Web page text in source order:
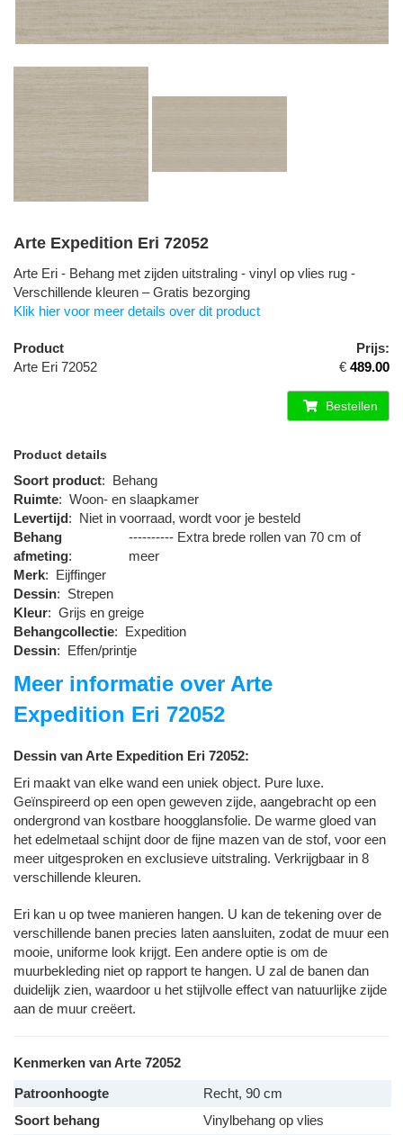
Arte Expedition Eri 72052
Arte Eri - Behang met zijden uitstraling - vinyl op vlies rug -
Verschillende kleuren – Gratis bezorging
Klik hier voor meer details over dit product
Product
Prijs:
Arte Eri 72052
€ 489.00
Bestellen
Product details
Soort product: Behang
Ruimte: Woon- en slaapkamer
Levertijd: Niet in voorraad, wordt voor je besteld
Behang
afmeting:
---------- Extra brede rollen van 70 cm of
meer
Merk: Eijffinger
Dessin: Strepen
Kleur: Grijs en greige
Behangcollectie: Expedition
Dessin: Effen/printje
Meer informatie over Arte
Expedition Eri 72052
Dessin van Arte Expedition Eri 72052:
Eri maakt van elke wand een uniek object. Pure luxe.
Geïnspireerd op een open geweven zijde, aangebracht op een
ondergrond van kostbare hoogglansfolie. De warme gloed van
het edelmetaal schijnt door de fijne mazen van de stof, voor een
meer uitgesproken en exclusieve uitstraling. Verkrijgbaar in 8
verschillende kleuren.
Eri kan u op twee manieren hangen. U kan de tekening over de
verschillende banen precies laten aansluiten, zodat de muur een
mooie, uniforme look krijgt. Een andere optie is om de
muurbekleding niet op rapport te hangen. U zal de banen dan
duidelijk zien, waardoor u het stijlvolle effect van natuurlijke zijde
aan de muur creëert.
Kenmerken van Arte 72052
Patroonhoogte
Recht, 90 cm
Soort behang
Vinylbehang op vlies